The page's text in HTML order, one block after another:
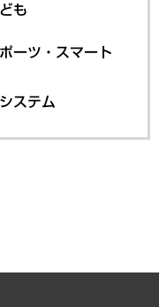
も
ーツ・スマート
ステム